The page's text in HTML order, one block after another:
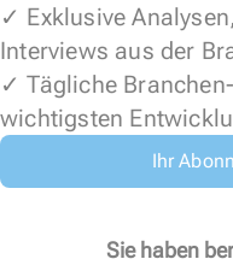
✓ Exklusive
Interviews aus der
✓ Tägliche
wichtigsten
Ihr
Sie haben